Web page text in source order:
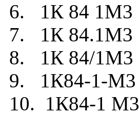
6. 1К 84 1М3
7. 1К 84.1М3
8. 1К 84/1М3
9. 1К84-1-М3
10. 1К84-1 М3